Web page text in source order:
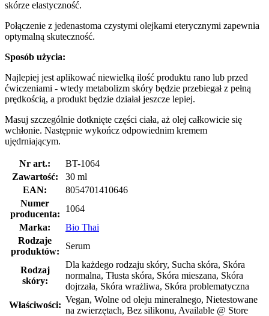
skórze elastyczność.
Połączenie z jedenastoma czystymi olejkami eterycznymi zapewnia
optymalną skuteczność.
Sposób użycia:
Najlepiej jest aplikować niewielką ilość produktu rano lub przed
ćwiczeniami - wtedy metabolizm skóry będzie przebiegał z pełną
prędkością, a produkt będzie działał jeszcze lepiej.
Masuj szczególnie dotknięte części ciała, aż olej całkowicie się
wchłonie. Następnie wykończ odpowiednim kremem
ujędrniającym.
Nr art.:
BT-1064
Zawartość:
30 ml
EAN:
8054701410646
Numer
producenta:
1064
Marka:
Bio Thai
Rodzaje
produktów:
Serum
Rodzaj
skóry:
Dla każdego rodzaju skóry, Sucha skóra, Skóra
normalna, Tłusta skóra, Skóra mieszana, Skóra
dojrzała, Skóra wrażliwa, Skóra problematyczna
Właściwości:
Vegan, Wolne od oleju mineralnego, Nietestowane
na zwierzętach, Bez silikonu, Available @ Store